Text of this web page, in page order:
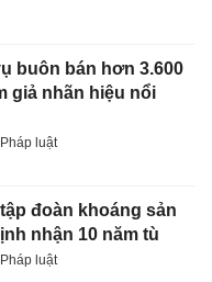
buôn bán hơn 3.600
giả nhãn hiệu nổi
Pháp luật
đoàn khoáng sản
nhận 10 năm tù
Pháp luật